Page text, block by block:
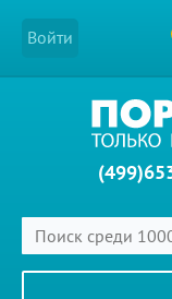
Войти